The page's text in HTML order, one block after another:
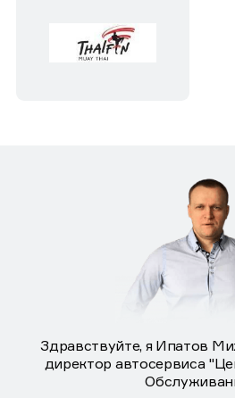
Здравствуйте, я Ипатов
директор автосервиса